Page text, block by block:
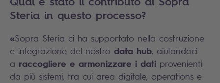
Steria in questo processo?
«Sopra Steria ci ha supportato nella costruzione
e integrazione del nostro data hub, aiutandoci
a raccogliere e armonizzare i dati provenienti
da più sistemi, tra cui area digitale, operations e